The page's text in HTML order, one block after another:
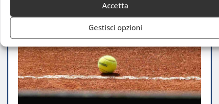
Accetta
Gestisci opzioni